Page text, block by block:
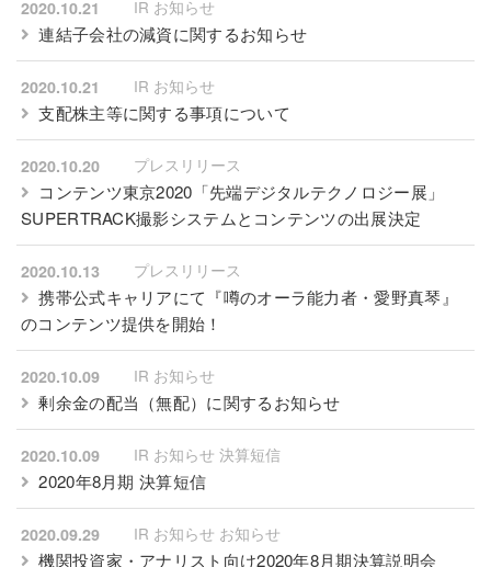
2020.10.21 IR お知らせ
連結子会社の減資に関するお知らせ
2020.10.21 IR お知らせ
支配株主等に関する事項について
2020.10.20 プレスリリース
コンテンツ東京2020「先端デジタルテクノロジー展」
SUPERTRACK撮影システムとコンテンツの出展決定
2020.10.13 プレスリリース
携帯公式キャリアにて『噂のオーラ能力者・愛野真琴』
のコンテンツ提供を開始！
2020.10.09 IR お知らせ
剰余金の配当（無配）に関するお知らせ
2020.10.09 IR お知らせ 決算短信
2020年8月期 決算短信
2020.09.29 IR お知らせ お知らせ
機関投資家・アナリスト向け2020年8月期決算説明会